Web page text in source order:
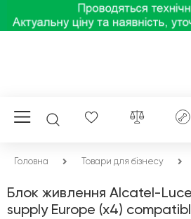
Головна Товари для бізнесу
Блок живлення Alcatel-
supply Europe (x4)